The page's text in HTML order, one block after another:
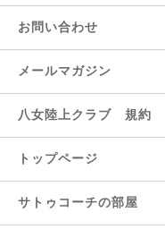
お問い合わせ
メールマガジン
八女陸上クラブ 規約
トップページ
サトゥコーチの部屋